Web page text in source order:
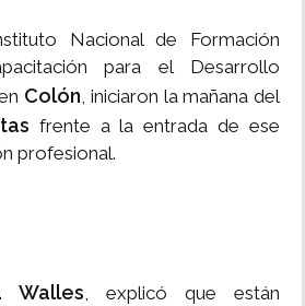
Nacional de Formación
para el Desarrollo
Colón, iniciaron la mañana del
frente a la entrada de ese
profesional.
Walles, explicó que están